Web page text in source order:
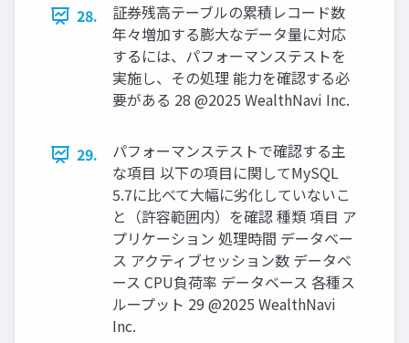
28.
証券残⾼テーブルの累積レコード数
年々増加する膨⼤なデータ量に対応
するには、パフォーマンステストを
実施し、その処理 能⼒を確認する必
要がある 28 @2025 WealthNavi Inc.
29.
パフォーマンステストで確認する主
な項⽬ 以下の項⽬に関してMySQL
5.7に⽐べて⼤幅に劣化していないこ
と（許容範囲内）を確認 種類 項⽬ ア
プリケーション 処理時間 データベー
ス アクティブセッション数 データベ
ース CPU負荷率 データベース 各種ス
ループット 29 @2025 WealthNavi
Inc.